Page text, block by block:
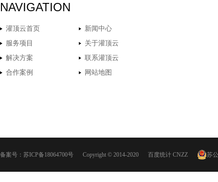
NAVIGATION
灌顶云首页
新闻中心
服务项目
关于灌顶云
解决方案
联系灌顶云
合作案例
网站地图
备案号： 苏ICP备18064700号 Copyright © 2014-2020 百度统计 CNZZ 苏